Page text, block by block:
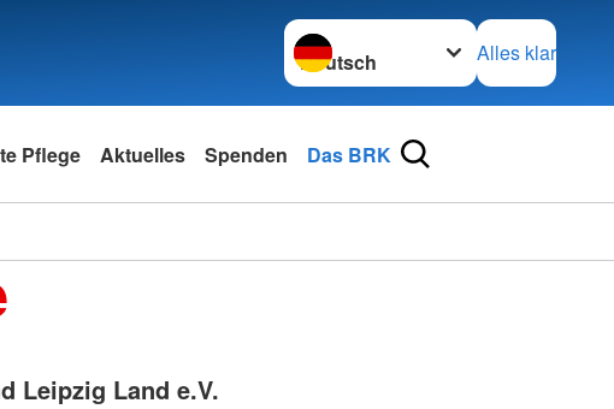
Sprache wechseln zu
Alles klar
Pflege Aktuelles Spenden Das BRK
Leipzig Land e.V.